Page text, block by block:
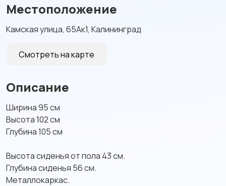
Местоположение
Камская улица, 65Ак1, Калининград
Смотреть на карте
Описание
Ширина 95 см
Высота 102 см
Глубина 105 см
Высота сиденья от пола 43 см.
Глубина сиденья 56 см.
Металлокаркас.